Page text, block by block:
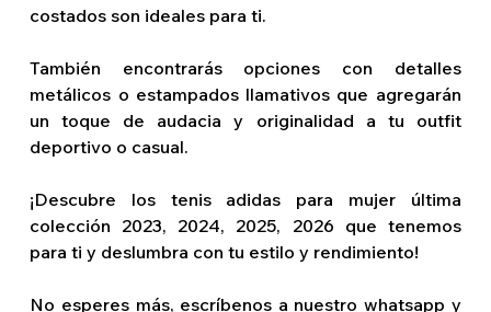
costados son ideales para ti.
También encontrarás opciones con detalles
metálicos o estampados llamativos que agregarán
un toque de audacia y originalidad a tu outfit
deportivo o casual.
¡Descubre los tenis adidas para mujer última
colección 2023, 2024, 2025, 2026 que tenemos
para ti y deslumbra con tu estilo y rendimiento!
No esperes más, escríbenos a nuestro whatsapp y